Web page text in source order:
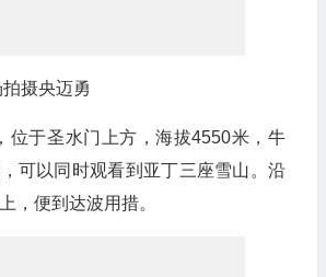
摄央迈勇
，位于圣水门上方，海拔4550米，牛
可以同时观看到亚丁三座雪山。沿
，便到达波用措。